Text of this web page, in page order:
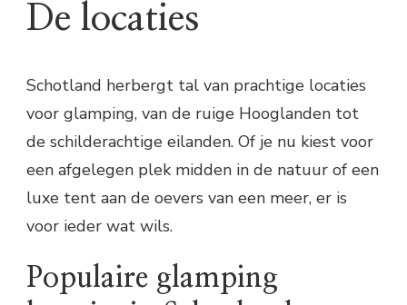
De locaties
Schotland herbergt tal van prachtige locaties
voor glamping, van de ruige Hooglanden tot
de schilderachtige eilanden. Of je nu kiest voor
een afgelegen plek midden in de natuur of een
luxe tent aan de oevers van een meer, er is
voor ieder wat wils.
Populaire glamping